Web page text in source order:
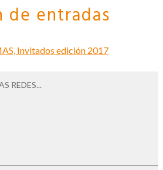
de entradas
Invitados edición 2017
REDES...